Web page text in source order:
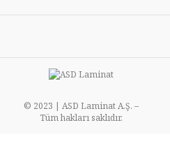
© 2023 | ASD Laminat A.Ş. –
Tüm hakları saklıdır.